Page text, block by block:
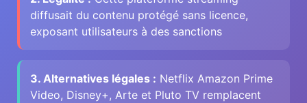
diffusait du contenu protégé sans licence,
exposant utilisateurs à des sanctions
3. Alternatives légales : Netflix Amazon Prime
Video, Disney+, Arte et Pluto TV remplacent